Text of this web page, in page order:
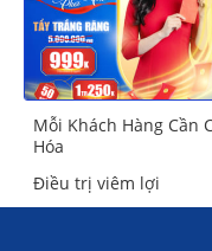
Mỗi Khách Hàng Cần
Hóa
Điều trị viêm lợi